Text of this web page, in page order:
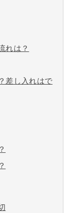
れは？
差し入れはで